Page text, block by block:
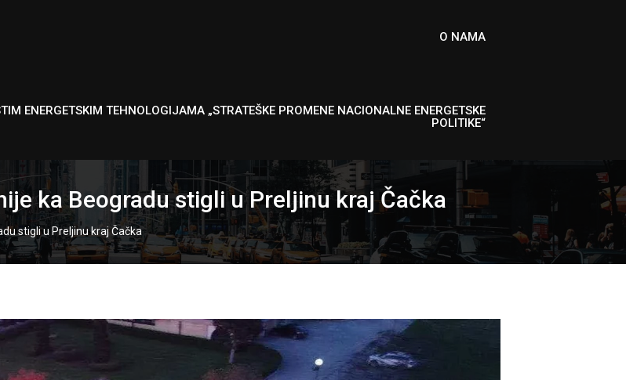
O NAMA
ENERGETSKIM TEHNOLOGIJAMA „STRATEŠKE PROMENE NACIONALNE ENERGETSKE
POLITIKE“
ka Beogradu stigli u Preljinu kraj Čačka
stigli u Preljinu kraj Čačka